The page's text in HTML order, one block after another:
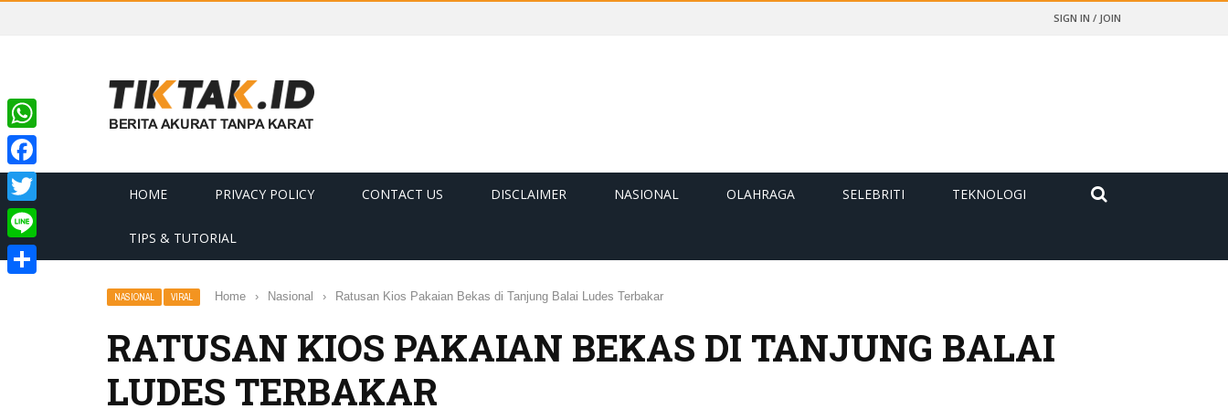
SIGN IN / JOIN
HOME PRIVACY POLICY CONTACT US DISCLAIMER NASIONAL OLAHRAGA SELEBRITI TEKNOLOGI
TIPS & TUTORIAL
NASIONAL VIRAL Home › Nasional › Ratusan Kios Pakaian Bekas di Tanjung Balai Ludes Terbakar
RATUSAN KIOS PAKAIAN BEKAS DI TANJUNG BALAI
LUDES TERBAKAR
WhatsApp
Facebook
Twitter
Line